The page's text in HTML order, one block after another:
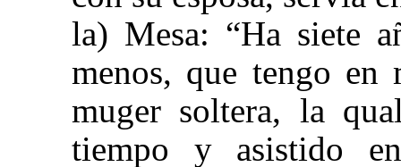
la) Mesa: “Ha siete
menos, que tengo en
muger soltera, la
tiempo y asistido